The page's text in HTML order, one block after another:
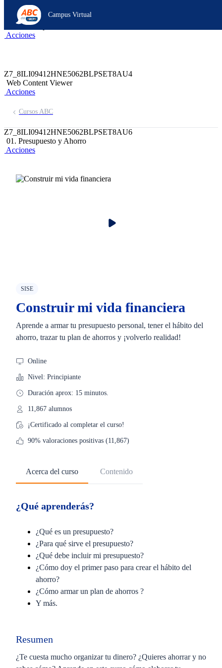
Z6_8ILI09412HNE5062BLPSET8AE0
Z7_8ILI09412HNE5062BLPSET8AE7
header-campus-virtual-abc
Acciones
Campus Virtual
Z7_8ILI09412HNE5062BLPSET8AU4
Web Content Viewer
Acciones
Cursos ABC
Z7_8ILI09412HNE5062BLPSET8AU6
01. Presupuesto y Ahorro
Acciones
SISE
Construir mi vida financiera
Aprende a armar tu presupuesto personal, tener el hábito del
ahorro, trazar tu plan de ahorros y ¡volverlo realidad!
Online
Nivel: Principiante
Duración aprox: 15 minutos.
11,867 alumnos
¡Certificado al completar el curso!
90% valoraciones positivas (11,867)
Acerca del curso Contenido
¿Qué aprenderás?
¿Qué es un presupuesto?
¿Para qué sirve el presupuesto?
¿Qué debe incluir mi presupuesto?
¿Cómo doy el primer paso para crear el hábito del
ahorro?
¿Cómo armar un plan de ahorros ?
Y más.
Resumen
¿Te cuesta mucho organizar tu dinero? ¿Quieres ahorrar y no